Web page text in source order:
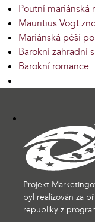
Poutní mariánská
Mauritius Vogt
Mariánská pěší
Barokní zahradní
Barokní romance
Projekt
byl realizován za
republiky z